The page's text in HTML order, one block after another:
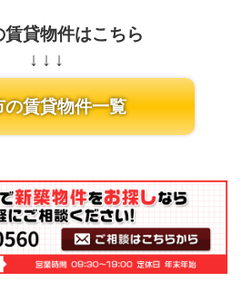
賃貸物件はこちら
の賃貸物件一覧